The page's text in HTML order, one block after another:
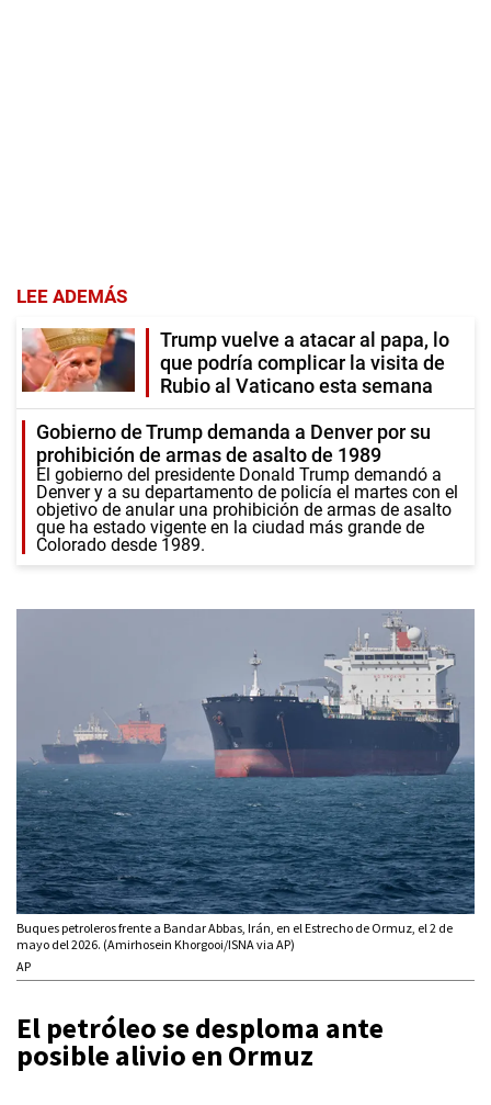
LEE ADEMÁS
Trump vuelve a atacar al papa, lo
que podría complicar la visita de
Rubio al Vaticano esta semana
Gobierno de Trump demanda a Denver por su
prohibición de armas de asalto de 1989
El gobierno del presidente Donald Trump demandó a
Denver y a su departamento de policía el martes con el
objetivo de anular una prohibición de armas de asalto
que ha estado vigente en la ciudad más grande de
Colorado desde 1989.
Buques petroleros frente a Bandar Abbas, Irán, en el Estrecho de Ormuz, el 2 de
mayo del 2026. (Amirhosein Khorgooi/ISNA via AP)
AP
El petróleo se desploma ante
posible alivio en Ormuz